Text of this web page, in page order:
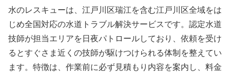
水のレスキューは、江戸川区瑞江を含む江戸川区全域をは
じめ全国対応の水道トラブル解決サービスです。認定水道
技師が担当エリアを日夜パトロールしており、依頼を受け
るとすぐさま近くの技師が駆けつけられる体制を整えてい
ます。特徴は、作業前に必ず見積もり内容を案内し、料金